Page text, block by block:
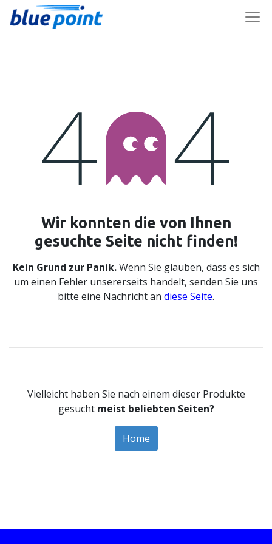
Fehler 404
Wir konnten die von Ihnen
gesuchte Seite nicht finden!
Kein Grund zur Panik.Wenn Sie glauben, dass es sich
um einen Fehler unsererseits handelt, senden Sie uns
bitte eine Nachricht an diese Seite.
Vielleicht haben Sie nach einem dieser Produkte
gesucht meist beliebten Seiten?
Home